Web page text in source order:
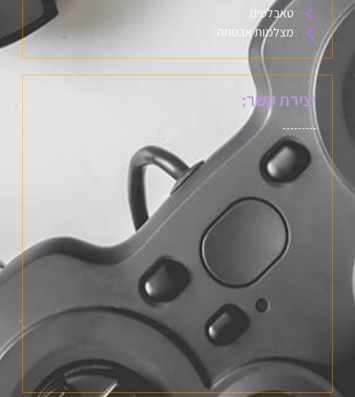
טאבלטים
מצלמות אבטחה
יצירת קשר: